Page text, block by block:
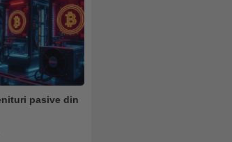
pasive din